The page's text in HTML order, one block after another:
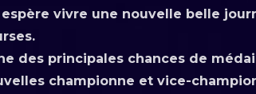
espère vivre une nouvelle belle
des principales chances de
championne et vice-